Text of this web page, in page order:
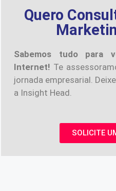
Quero
Sabemos tudo para
Internet! Te
jornada empresarial.
a Insight Head.
SOLICITE